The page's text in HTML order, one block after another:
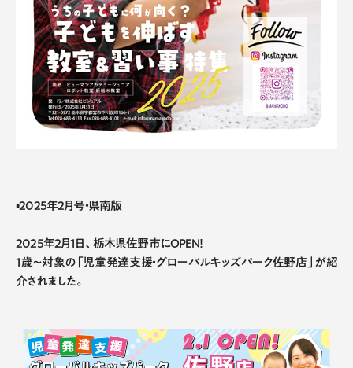
▪2025年2月号・県南版
2025年2月1日、栃木県佐野市にOPEN！
1歳〜対象の「児童発達支援・グローバルキッズパーク佐野店」が紹
介されました。